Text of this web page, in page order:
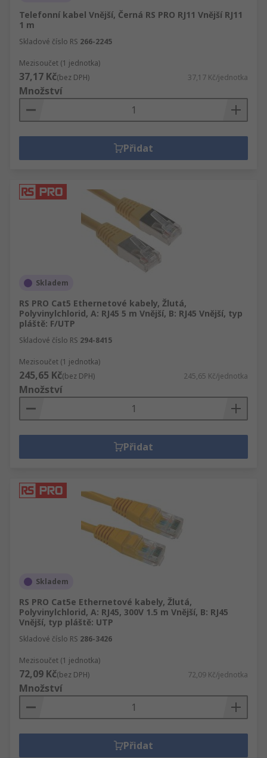
Telefonní kabel Vnější, Černá RS PRO RJ11 Vnější RJ11
1 m
Skladové číslo RS 266-2245
Mezisoučet (1 jednotka)
37,17 Kč(bez DPH) 37,17 Kč/jednotka
Množství
Přidat
Skladem
RS PRO Cat5 Ethernetové kabely, Žlutá,
Polyvinylchlorid, A: RJ45 5 m Vnější, B: RJ45 Vnější, typ
pláště: F/UTP
Skladové číslo RS 294-8415
Mezisoučet (1 jednotka)
245,65 Kč(bez DPH) 245,65 Kč/jednotka
Množství
Přidat
Skladem
RS PRO Cat5e Ethernetové kabely, Žlutá,
Polyvinylchlorid, A: RJ45, 300V 1.5 m Vnější, B: RJ45
Vnější, typ pláště: UTP
Skladové číslo RS 286-3426
Mezisoučet (1 jednotka)
72,09 Kč(bez DPH) 72,09 Kč/jednotka
Množství
Přidat